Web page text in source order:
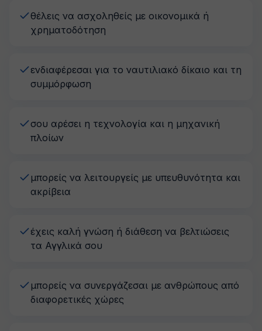
θέλεις να ασχοληθείς με οικονομικά ή
χρηματοδότηση
ενδιαφέρεσαι για το ναυτιλιακό δίκαιο και τη
συμμόρφωση
σου αρέσει η τεχνολογία και η μηχανική
πλοίων
μπορείς να λειτουργείς με υπευθυνότητα και
ακρίβεια
έχεις καλή γνώση ή διάθεση να βελτιώσεις
τα Αγγλικά σου
μπορείς να συνεργάζεσαι με ανθρώπους από
διαφορετικές χώρες